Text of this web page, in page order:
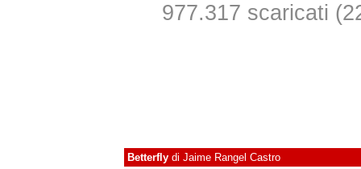
977.317 scaricati
Betterfly di Jaime Rangel Castro